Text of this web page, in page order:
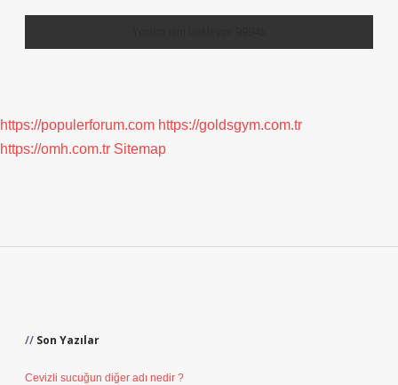
https://populerforum.com https://goldsgym.com.tr
https://omh.com.tr Sitemap
Son Yazılar
Cevizli sucuğun diğer adı nedir ?